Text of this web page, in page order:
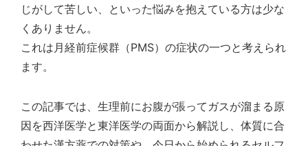
じがして苦しい、といった悩みを抱えている方は少な
くありません。
これは月経前症候群（PMS）の症状の一つと考えられ
ます。
この記事では、生理前にお腹が張ってガスが溜まる原
因を西洋医学と東洋医学の両面から解説し、体質に合